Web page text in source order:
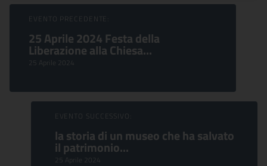
Sfoglia Eventi
EVENTO PRECEDENTE:
25 Aprile 2024 Festa della
Liberazione alla Chiesa...
25 Aprile 2024
EVENTO SUCCESSIVO:
la storia di un museo che ha salvato
il patrimonio...
25 Aprile 2024